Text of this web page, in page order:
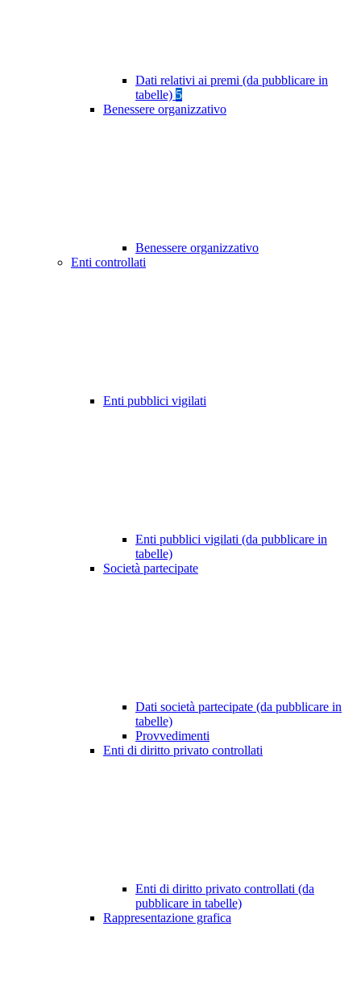
Dati relativi ai premi (da pubblicare in
tabelle) 5
Benessere organizzativo
Benessere organizzativo
Enti controllati
Enti pubblici vigilati
Enti pubblici vigilati (da pubblicare in
tabelle)
Società partecipate
Dati società partecipate (da pubblicare in
tabelle)
Provvedimenti
Enti di diritto privato controllati
Enti di diritto privato controllati (da
pubblicare in tabelle)
Rappresentazione grafica